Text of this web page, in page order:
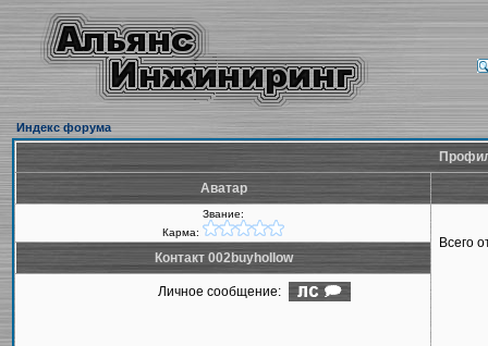
Индекс форума
Аватар
Звание:
Карма:
Всего
Контакт 002buyhollow
Личное сообщение: